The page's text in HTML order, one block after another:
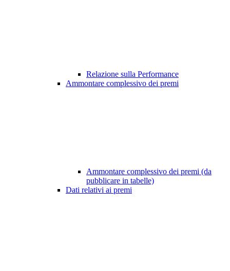
Relazione sulla Performance
Ammontare complessivo dei premi
Ammontare complessivo dei premi (da
pubblicare in tabelle)
Dati relativi ai premi